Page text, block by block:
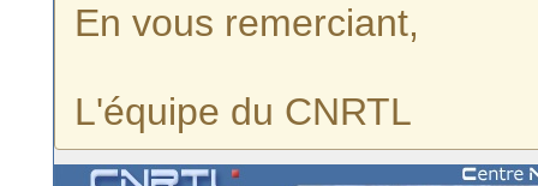
En vous remerciant,
L'équipe du CNRTL